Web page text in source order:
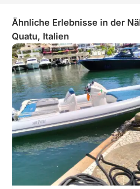
Ähnliche Erlebnisse in der
Quatu, Italien